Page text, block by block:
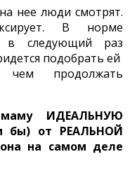
нее люди смотрят.
В норме
в следующий раз
подобрать ей
чем продолжать
ИДЕАЛЬНУЮ
бы) от РЕАЛЬНОЙ
на самом деле